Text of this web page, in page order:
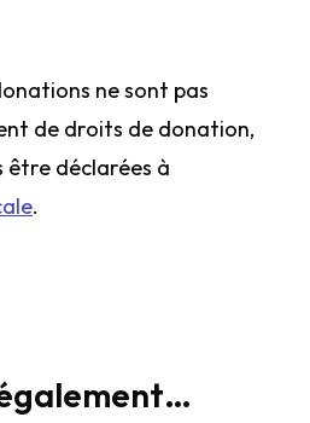
ne sont pas
de droits de donation,
déclarées à
.